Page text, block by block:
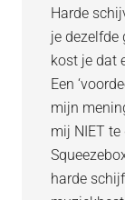
Harde
je dezelfde
kost je dat
Een
mijn
mij NIET te
harde